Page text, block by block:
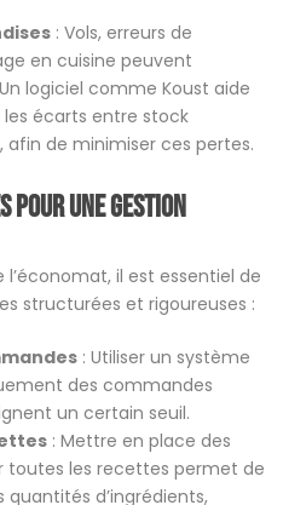
: Vols, erreurs de
en cuisine peuvent
logiciel comme Koust aide
écarts entre stock
de minimiser ces pertes​.
pour une gestion
il est essentiel de
structurées et rigoureuses :
: Utiliser un système
des commandes
un certain seuil.
: Mettre en place des
toutes les recettes permet de
d’ingrédients,